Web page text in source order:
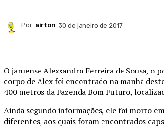
Por airton 30 de janeiro de 2017
O jaruense Alexsandro Ferreira de Sousa, o
corpo de Alex foi encontrado na manhã
400 metros da Fazenda Bom Futuro,
Ainda segundo informações, ele foi morto
diferentes, aos quais foram encontrados